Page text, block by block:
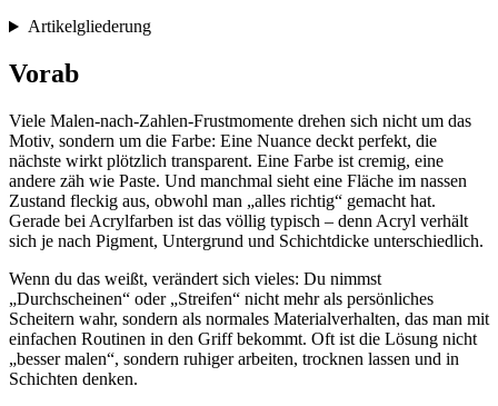
Artikelgliederung
Vorab
Viele Malen-nach-Zahlen-Frustmomente drehen sich nicht um das
Motiv, sondern um die Farbe: Eine Nuance deckt perfekt, die
nächste wirkt plötzlich transparent. Eine Farbe ist cremig, eine
andere zäh wie Paste. Und manchmal sieht eine Fläche im nassen
Zustand fleckig aus, obwohl man „alles richtig“ gemacht hat.
Gerade bei Acrylfarben ist das völlig typisch – denn Acryl verhält
sich je nach Pigment, Untergrund und Schichtdicke unterschiedlich.
Wenn du das weißt, verändert sich vieles: Du nimmst
„Durchscheinen“ oder „Streifen“ nicht mehr als persönliches
Scheitern wahr, sondern als normales Materialverhalten, das man mit
einfachen Routinen in den Griff bekommt. Oft ist die Lösung nicht
„besser malen“, sondern ruhiger arbeiten, trocknen lassen und in
Schichten denken.